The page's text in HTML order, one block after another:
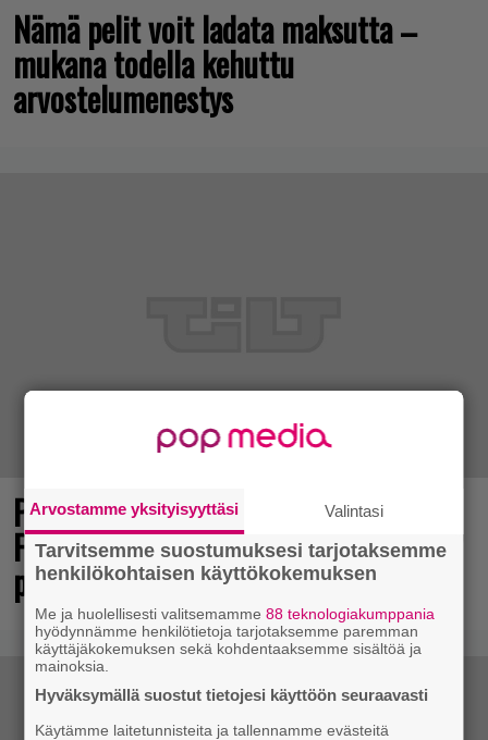
Nämä pelit voit ladata maksutta –
mukana todella kehuttu
arvostelumenestys
Pilvipalvelimet suljettiin: Aliens:
Fireteam Eliten Switch-versio on nyt
pelikelvoton
Arvostamme yksityisyyttäsi Valintasi
Tarvitsemme suostumuksesi tarjotaksemme
henkilökohtaisen käyttökokemuksen
Me ja huolellisesti valitsemamme88 teknologiakumppania
hyödynnämme henkilötietoja tarjotaksemme paremman
käyttäjäkokemuksen sekä kohdentaaksemme sisältöä ja
mainoksia.
Hyväksymällä suostut tietojesi käyttöön seuraavasti
Käytämme laitetunnisteita ja tallennamme evästeitä